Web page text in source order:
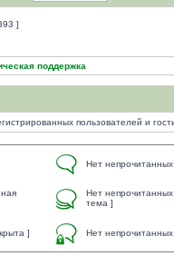
]
поддержка
пользователей и
Нет
Нет
тема ]
] Нет